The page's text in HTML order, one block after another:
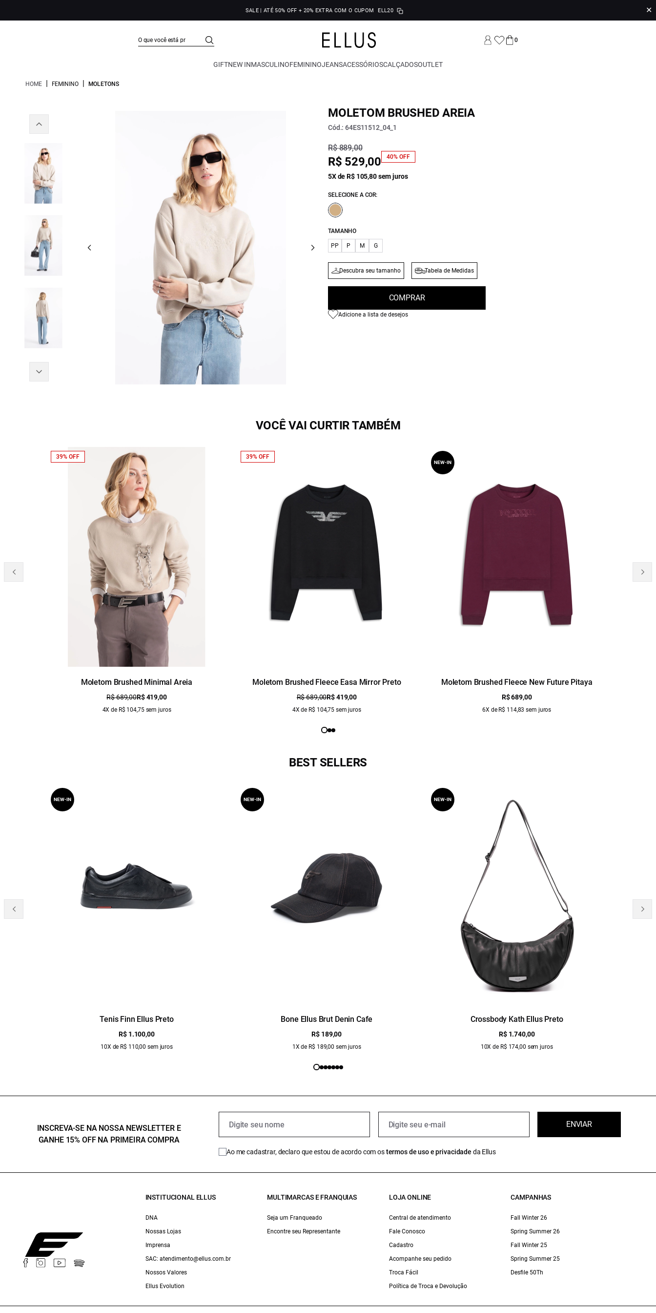
SALE | ATÉ 50% OFF + 20% EXTRA COM O CUPOM ELL20 ✕
0
GIFTNEW INMASCULINOFEMININOJEANSACESSÓRIOSCALÇADOSOUTLET
HOME | FEMININO | MOLETONS
MOLETOM BRUSHED AREIA
Cód.: 64ES11512_04_1
R$ 889,00
R$ 529,00 40% OFF
5X de R$ 105,80 sem juros
SELECIONE A COR:
TAMANHO
PP P M G
Descubra seu tamanho Tabela de Medidas
COMPRAR
Adicione a lista de desejos
VOCÊ VAI CURTIR TAMBÉM
Moletom Brushed Minimal Areia
R$ 689,00R$ 419,00
4X de R$ 104,75 sem juros
39% OFF
Moletom Brushed Fleece Easa Mirror Preto
R$ 689,00R$ 419,00
4X de R$ 104,75 sem juros
39% OFF
Moletom Brushed Fleece New Future Pitaya
R$ 689,00
6X de R$ 114,83 sem juros
NEW-IN
BEST SELLERS
Tenis Finn Ellus Preto
R$ 1.100,00
10X de R$ 110,00 sem juros
NEW-IN
Bone Ellus Brut Denin Cafe
R$ 189,00
1X de R$ 189,00 sem juros
NEW-IN
Crossbody Kath Ellus Preto
R$ 1.740,00
10X de R$ 174,00 sem juros
NEW-IN
INSCREVA-SE NA NOSSA NEWSLETTER E
GANHE 15% OFF NA PRIMEIRA COMPRA
ENVIAR
Ao me cadastrar, declaro que estou de acordo com ostermos de uso e privacidade da Ellus
INSTITUCIONAL ELLUS
DNA
Nossas Lojas
Imprensa
SAC: atendimento@ellus.com.br
Nossos Valores
Ellus Evolution
MULTIMARCAS E FRANQUIAS
Seja um Franqueado
Encontre seu Representante
LOJA ONLINE
Central de atendimento
Fale Conosco
Cadastro
Acompanhe seu pedido
Troca Fácil
Política de Troca e Devolução
CAMPANHAS
Fall Winter 26
Spring Summer 26
Fall Winter 25
Spring Summer 25
Desfile 50Th